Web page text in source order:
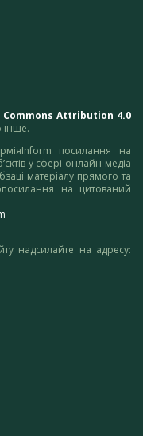
Commons Attribution 4.0
інше.
посилання на
у сфері онлайн-медіа
матеріалу прямого та
на цитований
надсилайте на адресу: